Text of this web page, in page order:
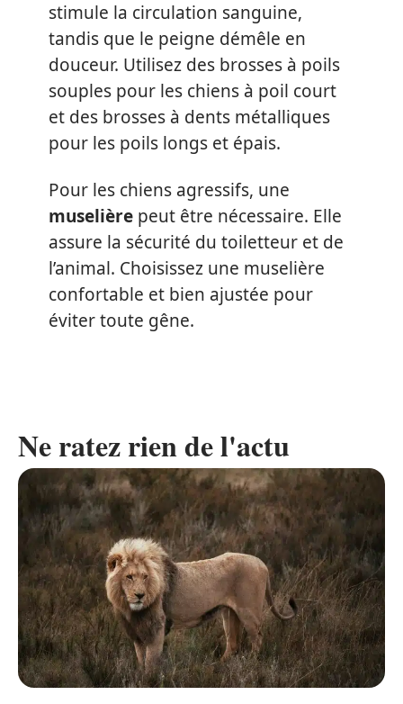
stimule la circulation sanguine,
tandis que le peigne démêle en
douceur. Utilisez des brosses à poils
souples pour les chiens à poil court
et des brosses à dents métalliques
pour les poils longs et épais.
Pour les chiens agressifs, une
muselière peut être nécessaire. Elle
assure la sécurité du toiletteur et de
l’animal. Choisissez une muselière
confortable et bien ajustée pour
éviter toute gêne.
Ne ratez rien de l'actu